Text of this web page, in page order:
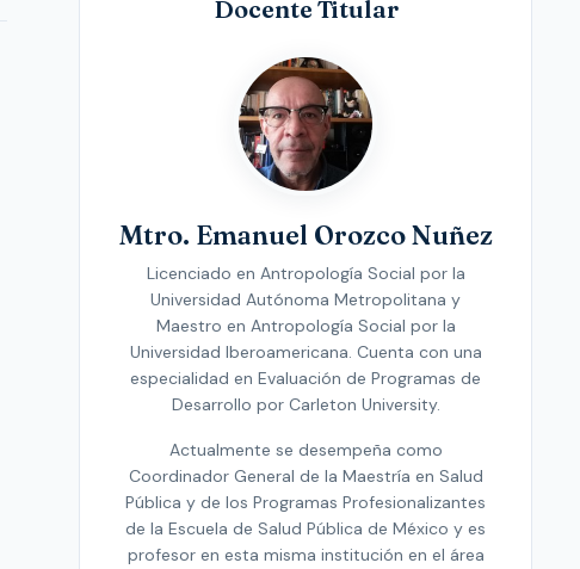
Docente Titular
Mtro. Emanuel Orozco Nuñez
Licenciado en Antropología Social por la
Universidad Autónoma Metropolitana y
Maestro en Antropología Social por la
Universidad Iberoamericana. Cuenta con una
especialidad en Evaluación de Programas de
Desarrollo por Carleton University.
Actualmente se desempeña como
Coordinador General de la Maestría en Salud
Pública y de los Programas Profesionalizantes
de la Escuela de Salud Pública de México y es
profesor en esta misma institución en el área